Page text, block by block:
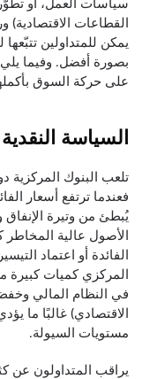
سياسات العمل، أو تطوّر
القطاعات
يمكن للمتداولين
بصورة أفضل. وفيما يلي
على حركة السوق
السياسة النقدية
تلعب البنوك
فعندما ترتفع أسعار
يُبطئ من وتيرة
الأصول عالية
الفائدة أو اعتماد
المركزي كميات كبيرة
في النظام المالي
الاقتصادي) غالبًا ما
مستويات السيولة.
يراقب المتداولون عن